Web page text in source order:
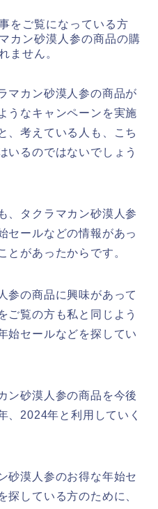
をご覧になっている方
カン砂漠人参の商品の購
ません。
マカン砂漠人参の商品が
うなキャンペーンを実施
、考えている人も、こち
いるのではないでしょう
、タクラマカン砂漠人参
セールなどの情報があっ
とがあったからです。
参の商品に興味があって
ご覧の方も私と同じよう
始セールなどを探してい
ン砂漠人参の商品を今後
、2024年と利用していく
砂漠人参のお得な年始セ
探している方のために、